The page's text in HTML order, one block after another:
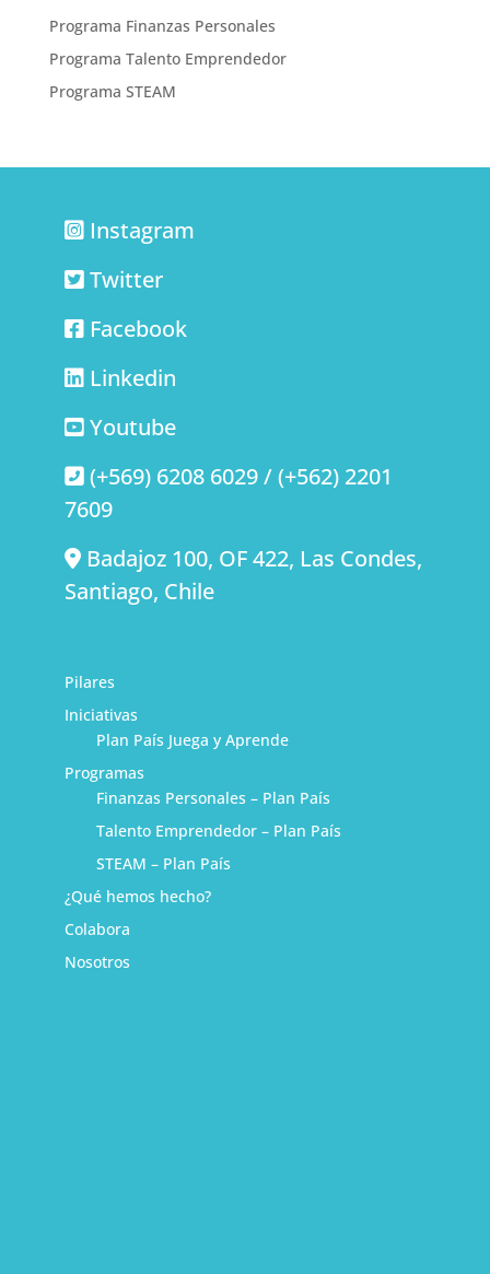
Programa Finanzas Personales
Programa Talento Emprendedor
Programa STEAM
Instagram
Twitter
Facebook
Linkedin
Youtube
(+569) 6208 6029 / (+562) 2201
7609
Badajoz 100, OF 422, Las Condes,
Santiago, Chile
Pilares
Iniciativas
Plan País Juega y Aprende
Programas
Finanzas Personales – Plan País
Talento Emprendedor – Plan País
STEAM – Plan País
¿Qué hemos hecho?
Colabora
Nosotros